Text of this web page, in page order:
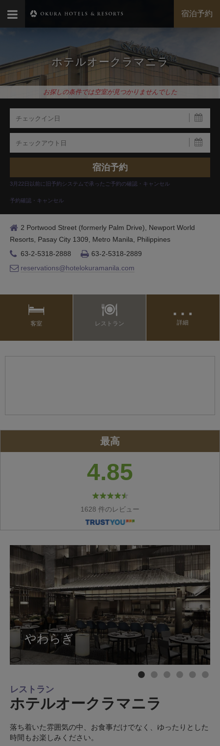
宿泊予約
ホテルオークラマニラ
お探しの条件では空室が見つかりませんでした
3月22日以前に旧予約システムで承ったご予約の確認・キャンセル
予約確認・キャンセル
2 Portwood Street (formerly Palm Drive), Newport World
Resorts, Pasay City 1309, Metro Manila, Philippines
63-2-5318-2888
63-2-5318-2889
reservations@hotelokuramanila.com
客室 レストラン
…
詳細
最高
4.85
1628 件のレビュー
やわらぎ
やわらぎ
山里
山里
山里
プールバー
レストラン
ホテルオークラマニラ
落ち着いた雰囲気の中、お食事だけでなく、ゆったりとした
時間もお楽しみください。